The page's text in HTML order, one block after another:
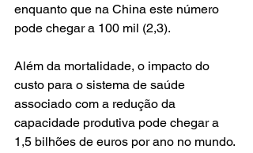
enquanto que na China este número
pode chegar a 100 mil (2,3).
Além da mortalidade, o impacto do
custo para o sistema de saúde
associado com a redução da
capacidade produtiva pode chegar a
1,5 bilhões de euros por ano no mundo.